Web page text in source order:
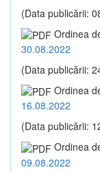
(Data publicării:
Ordinea
30.08.2022
(Data publicării:
Ordinea
16.08.2022
(Data publicării:
Ordinea
09.08.2022